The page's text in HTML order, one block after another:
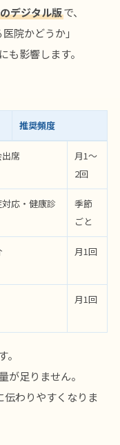
デジタル版で、
院かどうか」
も影響します。
推奨頻度
席
月1〜
2回
応・健康診
季節
ごと
月1回
月1回
。
が足りません。
わりやすくなりま